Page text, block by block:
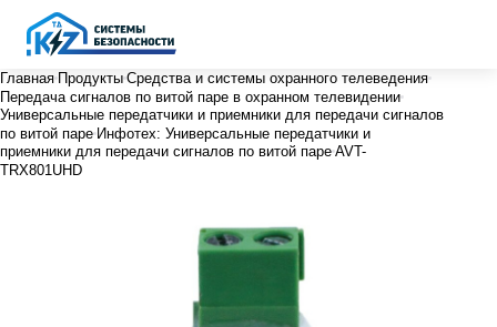
Главная Продукты Средства и системы охранного телеведения
Передача сигналов по витой паре в охранном телевидении
Универсальные передатчики и приемники для передачи сигналов
по витой паре Инфотех: Универсальные передатчики и
приемники для передачи сигналов по витой паре AVT-
TRX801UHD